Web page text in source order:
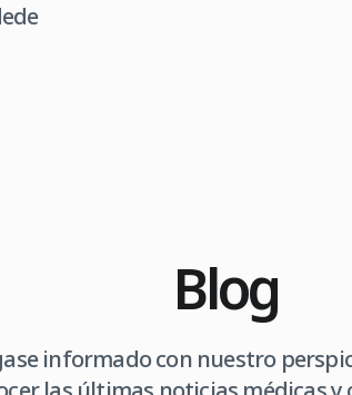
Blog
informado con nuestro